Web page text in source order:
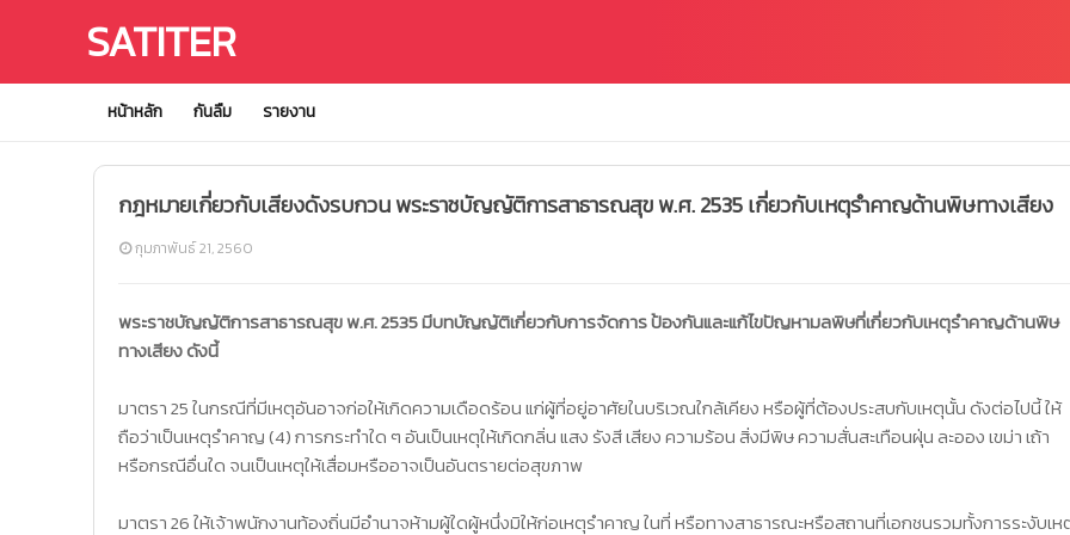
SATITER
หน้าหลัก กันลืม รายงาน
กฎหมายเกี่ยวกับเสียงดังรบกวน พระราชบัญญัติการสาธารณสุข พ.ศ. 2535 เกี่ยวกับเหตุรำคาญด้านพิษทางเสียง
กุมภาพันธ์ 21, 2560
พระราชบัญญัติการสาธารณสุข พ.ศ. 2535 มีบทบัญญัติเกี่ยวกับการจัดการ ป้องกันและแก้ไขปัญหามลพิษที่เกี่ยวกับเหตุรำคาญด้านพิษ
ทางเสียง ดังนี้
มาตรา 25 ในกรณีที่มีเหตุอันอาจก่อให้เกิดความเดือดร้อน แก่ผู้ที่อยู่อาศัยในบริเวณใกล้เคียง หรือผู้ที่ต้องประสบกับเหตุนั้น ดังต่อไปนี้ ให้
ถือว่าเป็นเหตุรำคาญ (4) การกระทำใด ๆ อันเป็นเหตุให้เกิดกลิ่น แสง รังสี เสียง ความร้อน สิ่งมีพิษ ความสั่นสะเทือนฝุ่น ละออง เขม่า เถ้า
หรือกรณีอื่นใด จนเป็นเหตุให้เสื่อมหรืออาจเป็นอันตรายต่อสุขภาพ
มาตรา 26 ให้เจ้าพนักงานท้องถิ่นมีอำนาจห้ามผู้ใดผู้หนึ่งมิให้ก่อเหตุรำคาญ ในที่ หรือทางสาธารณะหรือสถานที่เอกชนรวมทั้งการระงับเห